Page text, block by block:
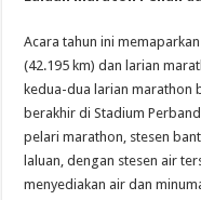
Acara tahun ini
(42.195 km) dan larian
kedua-dua larian marathon
berakhir di Stadium
pelari marathon, stesen
laluan, dengan stesen air
menyediakan air dan